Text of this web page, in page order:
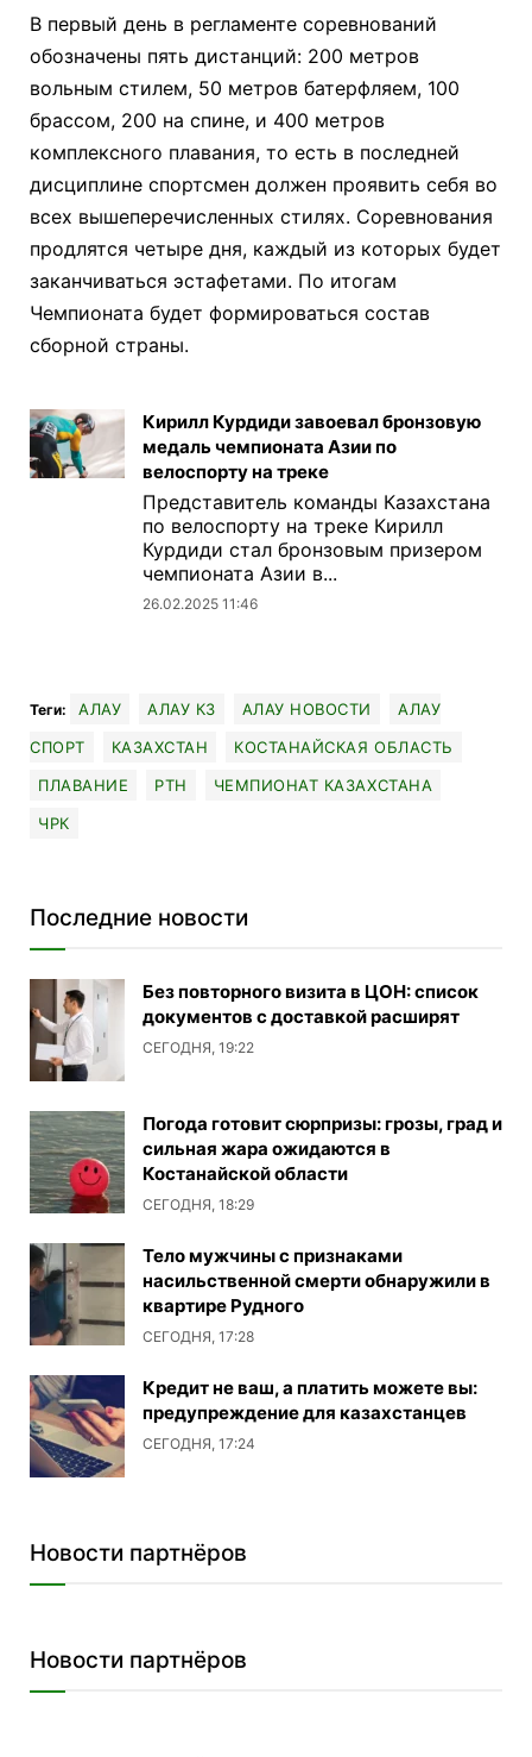
В первый день в регламенте соревнований
обозначены пять дистанций: 200 метров
вольным стилем, 50 метров батерфляем, 100
брассом, 200 на спине, и 400 метров
комплексного плавания, то есть в последней
дисциплине спортсмен должен проявить себя во
всех вышеперечисленных стилях. Соревнования
продлятся четыре дня, каждый из которых будет
заканчиваться эстафетами. По итогам
Чемпионата будет формироваться состав
сборной страны.
Кирилл Курдиди завоевал бронзовую
медаль чемпионата Азии по
велоспорту на треке
Представитель команды Казахстана
по велоспорту на треке Кирилл
Курдиди стал бронзовым призером
чемпионата Азии в...
26.02.2025 11:46
Теги: АЛАУ АЛАУ КЗ АЛАУ НОВОСТИ
АЛАУ
СПОРТ
КАЗАХСТАН
КОСТАНАЙСКАЯ ОБЛАСТЬ
ПЛАВАНИЕ
РТН
ЧЕМПИОНАТ КАЗАХСТАНА
ЧРК
Последние новости
Без повторного визита в ЦОН: список
документов с доставкой расширят
СЕГОДНЯ, 19:22
Погода готовит сюрпризы: грозы, град и
сильная жара ожидаются в
Костанайской области
СЕГОДНЯ, 18:29
Тело мужчины с признаками
насильственной смерти обнаружили в
квартире Рудного
СЕГОДНЯ, 17:28
Кредит не ваш, а платить можете вы:
предупреждение для казахстанцев
СЕГОДНЯ, 17:24
Новости партнёров
Новости партнёров